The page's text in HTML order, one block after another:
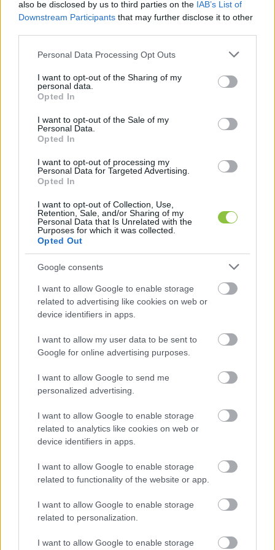
also be disclosed by us to third parties on the IAB’s List of
Downstream Participants that may further disclose it to other
Please note that this website/app uses one or more Google
not limited to your visit or usage behaviour. You may click to
grant or deny consent to Google and its third-party tags to
use your data for below specified purposes in below Google
consent section.
Personal Data Processing Opt Outs
I want to opt-out of the Sharing of my
personal data.
Opted In
I want to opt-out of the Sale of my
Personal Data.
Opted In
I want to opt-out of processing my
Personal Data for Targeted Advertising.
Opted In
I want to opt-out of Collection, Use,
Retention, Sale, and/or Sharing of my
Personal Data that Is Unrelated with the
Purposes for which it was collected.
Opted Out
Google consents
I want to allow Google to enable storage
related to advertising like cookies on web or
device identifiers in apps.
I want to allow my user data to be sent to
Google for online advertising purposes.
I want to allow Google to send me
personalized advertising.
I want to allow Google to enable storage
related to analytics like cookies on web or
device identifiers in apps.
I want to allow Google to enable storage
related to functionality of the website or app.
I want to allow Google to enable storage
related to personalization.
I want to allow Google to enable storage
Domus Meriti Alapítványának (PADME)
működését is részletesen vizsgálta. A jelentés
a Neumann János Egyetemért Alapítvány 2021–
2023 közötti időszakának ellenőrzése során
tártak fel. Az ellenőrzés szerint az alapítvány
származó vagyont helyezett el egy olyan
erősen kérdéses volt.
fogadja el az ÁSZ elmarasztaló jelentését. Az ügy
polgármestert és az alpolgármestert, hogy
tisztségeikről. Ma délelőtt a Szövetség már
kecskeméti Városháza előtt, ahol bejelentették,
hogy tüntetést szerveznek az egyetemet
KecsUP Hírek. Minden bizonnyal az NJE rektora
PADME és az NJEA körül kialakult intenzív
politikai vitákra reagált.